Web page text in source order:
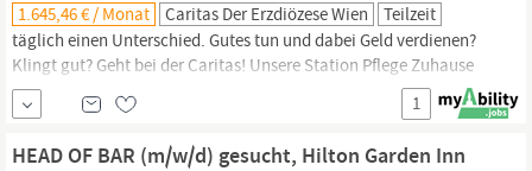
1.645,46 € / Monat Caritas Der Erzdiözese Wien
Teilzeit
täglich einen Unterschied. Gutes tun und dabei Geld verdienen?
Klingt gut? Geht bei der Caritas! Unsere Station Pflege Zuhause
unterstützt Menschen dabei, so lange wie möglich in den eigenen
vier Wänden zu leben – mit Herzlichkeit, Verlässlichkeit und
echter Nähe. Zur Verstärkung unseres Teams freuen wir uns auf...
1
HEAD OF BAR (m/w/d) gesucht, Hilton Garden Inn